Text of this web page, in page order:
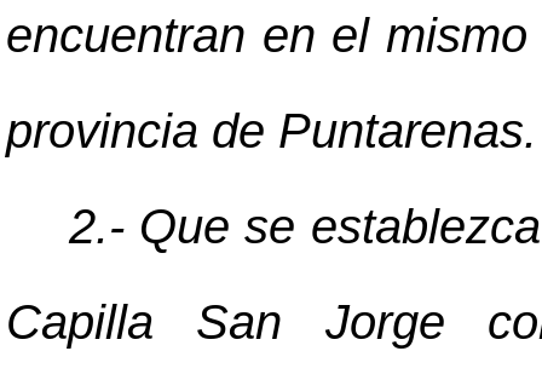
encuentran en el
provincia de Puntarenas.
2.- Que se
Capilla San Jorge